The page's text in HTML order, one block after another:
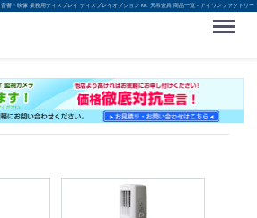
音響・映像 業務用ディスプレイ ディスプレイオプション KIC 天吊金具 商品一覧 - アイワンファクトリー
Menu